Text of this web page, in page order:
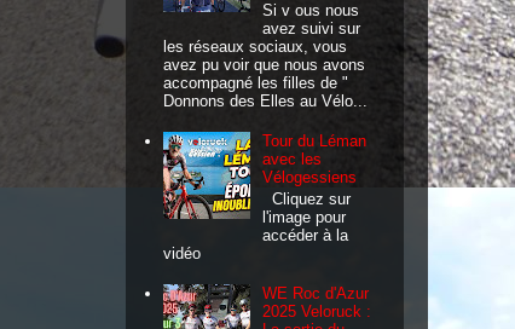
Si v ous nous
avez suivi sur
les réseaux sociaux, vous
avez pu voir que nous avons
accompagné les filles de "
Donnons des Elles au Vélo...
Tour du Léman
avec les
Vélogessiens
Cliquez sur
l'image pour
accéder à la
vidéo
WE Roc d'Azur
2025 Veloruck :